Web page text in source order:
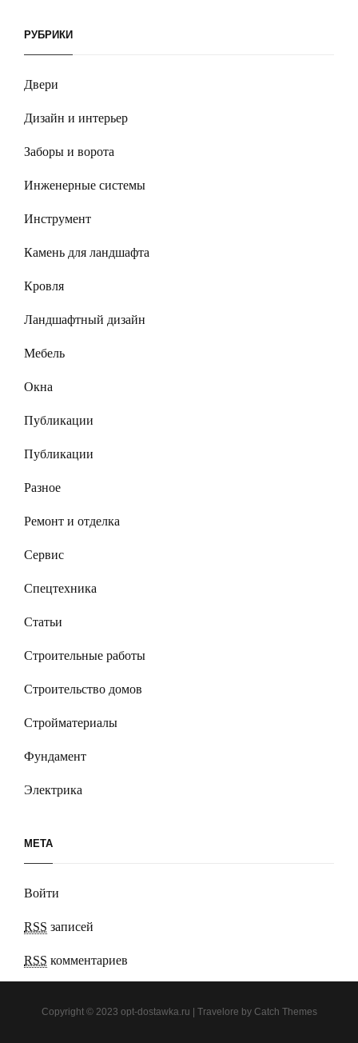
РУБРИКИ
Двери
Дизайн и интерьер
Заборы и ворота
Инженерные системы
Инструмент
Камень для ландшафта
Кровля
Ландшафтный дизайн
Мебель
Окна
Публикации
Публикации
Разное
Ремонт и отделка
Сервис
Спецтехника
Статьи
Строительные работы
Строительство домов
Стройматериалы
Фундамент
Электрика
МЕТА
Войти
RSS записей
RSS комментариев
Copyright © 2023 opt-dostawka.ru | Travelore by Catch Themes